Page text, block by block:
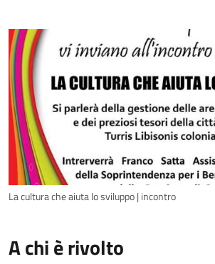
La cultura che aiuta lo sviluppo | incontro
A chi è rivolto